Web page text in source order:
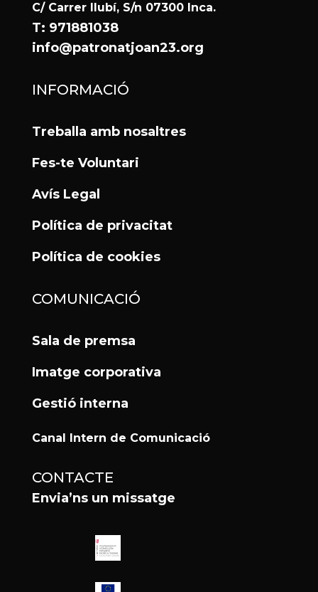
C/ Carrer llubí, S/n 07300 Inca.
T: 971881038
info@patronatjoan23.org
INFORMACIÓ
Treballa amb nosaltres
Fes-te Voluntari
Avís Legal
Política de privacitat
Política de cookies
COMUNICACIÓ
Sala de premsa
Imatge corporativa
Gestió interna
Canal Intern de Comunicació
CONTACTE
Envia’ns un missatge